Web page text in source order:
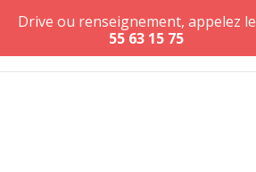
Drive ou renseignement, appelez le
55 63 15 75